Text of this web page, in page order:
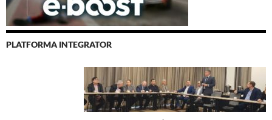
PLATFORMA INTEGRATOR